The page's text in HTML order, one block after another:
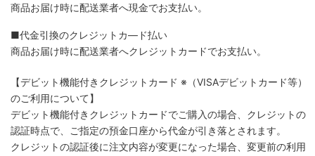
商品お届け時に配送業者へ現金でお支払い。
■代金引換のクレジットカ―ド払い
商品お届け時に配送業者へクレジットカードでお支払い。
【デビット機能付きクレジットカード ※（VISAデビットカード等）
のご利用について】
デビット機能付きクレジットカードでご購入の場合、クレジットの
認証時点で、ご指定の預金口座から代金が引き落とされます。
クレジットの認証後に注文内容が変更になった場合、変更前の利用